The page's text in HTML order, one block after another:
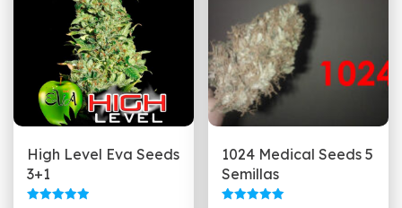
High Level Eva Seeds
3+1
1024 Medical Seeds 5
Semillas